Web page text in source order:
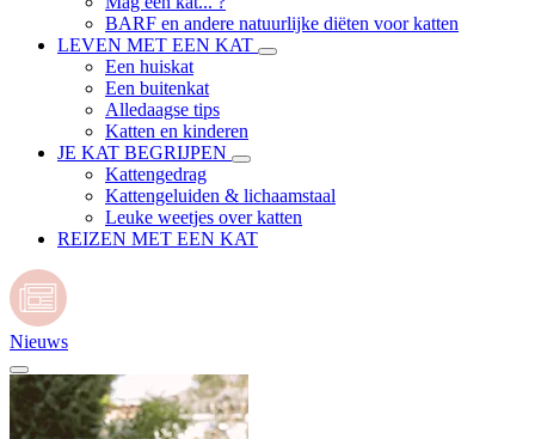
BARF en andere natuurlijke diëten voor katten
LEVEN MET EEN KAT
Een huiskat
Een buitenkat
Alledaagse tips
Katten en kinderen
JE KAT BEGRIJPEN
Kattengedrag
Kattengeluiden & lichaamstaal
Leuke weetjes over katten
REIZEN MET EEN KAT
Nieuws